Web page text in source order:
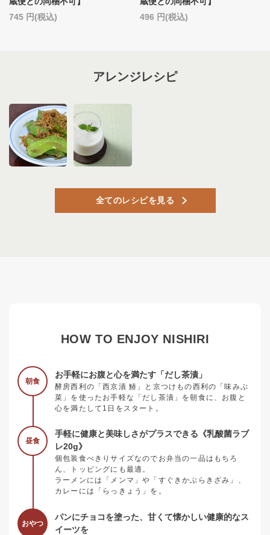
745
(税込)
496
(税込)
アレンジレシピ
全てのレシピを見る
HOW TO ENJOY NISHIRI
朝食
お手軽にお腹と心を満たす「だし茶漬」
酵房西利の「西京漬 鰆」と京つけもの西利の「味みぶ
菜」を使ったお手軽な「だし茶漬」を朝食に、お腹と
心を満たして1日をスタート。
昼食
手軽に健康と美味しさがプラスできる《乳酸菌ラブ
レ20g》
個包装食べきりサイズなのでお弁当の一品はもちろ
ん、トッピングにも最適。
ラーメンには「メンマ」や「すぐきかぶらきざみ」、
カレーには「らっきょう」を。
おやつ
パンにチョコを塗った、甘くて懐かしい健康的なス
イーツを